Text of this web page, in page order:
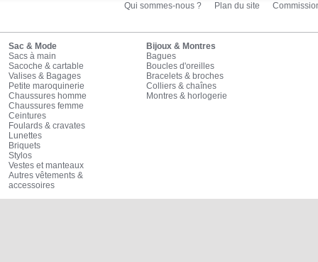
Qui sommes-nous ? Plan du site
Sac & Mode
Sacs à main
Sacoche & cartable
Valises & Bagages
Petite maroquinerie
Chaussures homme
Chaussures femme
Ceintures
Foulards & cravates
Lunettes
Briquets
Stylos
Vestes et manteaux
Autres vêtements &
accessoires
Bijoux & Montres
Bagues
Boucles d'oreilles
Bracelets & broches
Colliers & chaînes
Montres & horlogerie